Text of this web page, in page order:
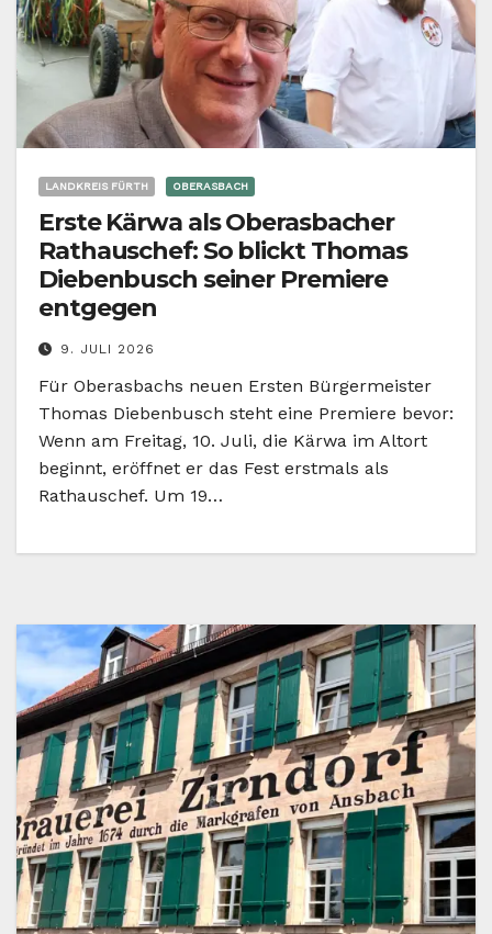
LANDKREIS FÜRTH OBERASBACH
Erste Kärwa als Oberasbacher
Rathauschef: So blickt Thomas
Diebenbusch seiner Premiere
entgegen
9. JULI 2026
Für Oberasbachs neuen Ersten Bürgermeister
Thomas Diebenbusch steht eine Premiere bevor:
Wenn am Freitag, 10. Juli, die Kärwa im Altort
beginnt, eröffnet er das Fest erstmals als
Rathauschef. Um 19…